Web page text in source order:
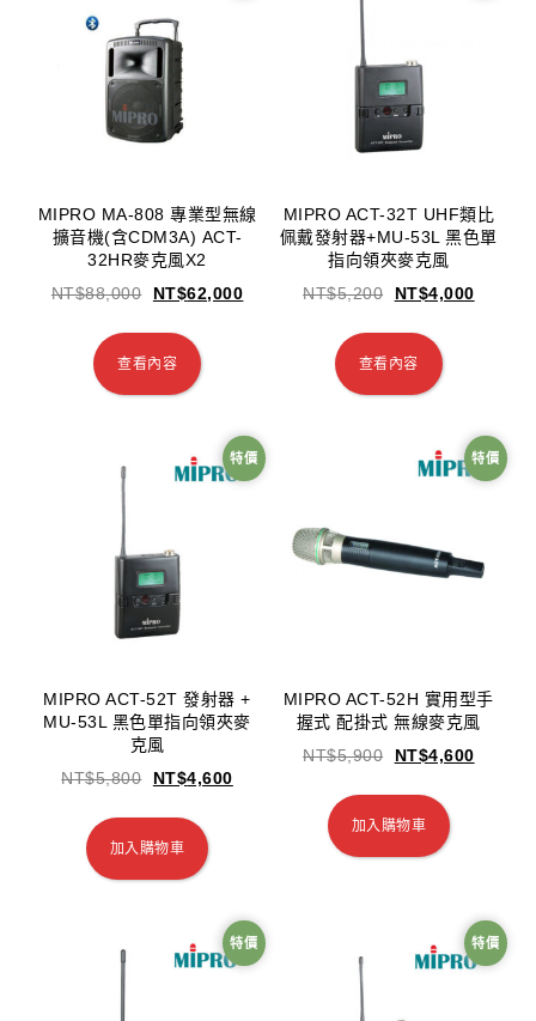
MIPRO MA-808 專業型無線
擴音機(含CDM3A) ACT-
32HR麥克風X2
NT$88,000 NT$62,000
查看內容
MIPRO ACT-32T UHF類比
佩戴發射器+MU-53L 黑色單
指向領夾麥克風
NT$5,200 NT$4,000
查看內容
特價
MIPRO ACT-52T 發射器 +
MU-53L 黑色單指向領夾麥
克風
NT$5,800 NT$4,600
加入購物車
特價
MIPRO ACT-52H 實用型手
握式 配掛式 無線麥克風
NT$5,900 NT$4,600
加入購物車
特價 特價